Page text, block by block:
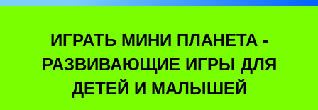
ИГРАТЬ МИНИ ПЛАНЕТА -
РАЗВИВАЮЩИЕ ИГРЫ ДЛЯ
ДЕТЕЙ И МАЛЫШЕЙ